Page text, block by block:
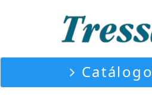
Catálogo